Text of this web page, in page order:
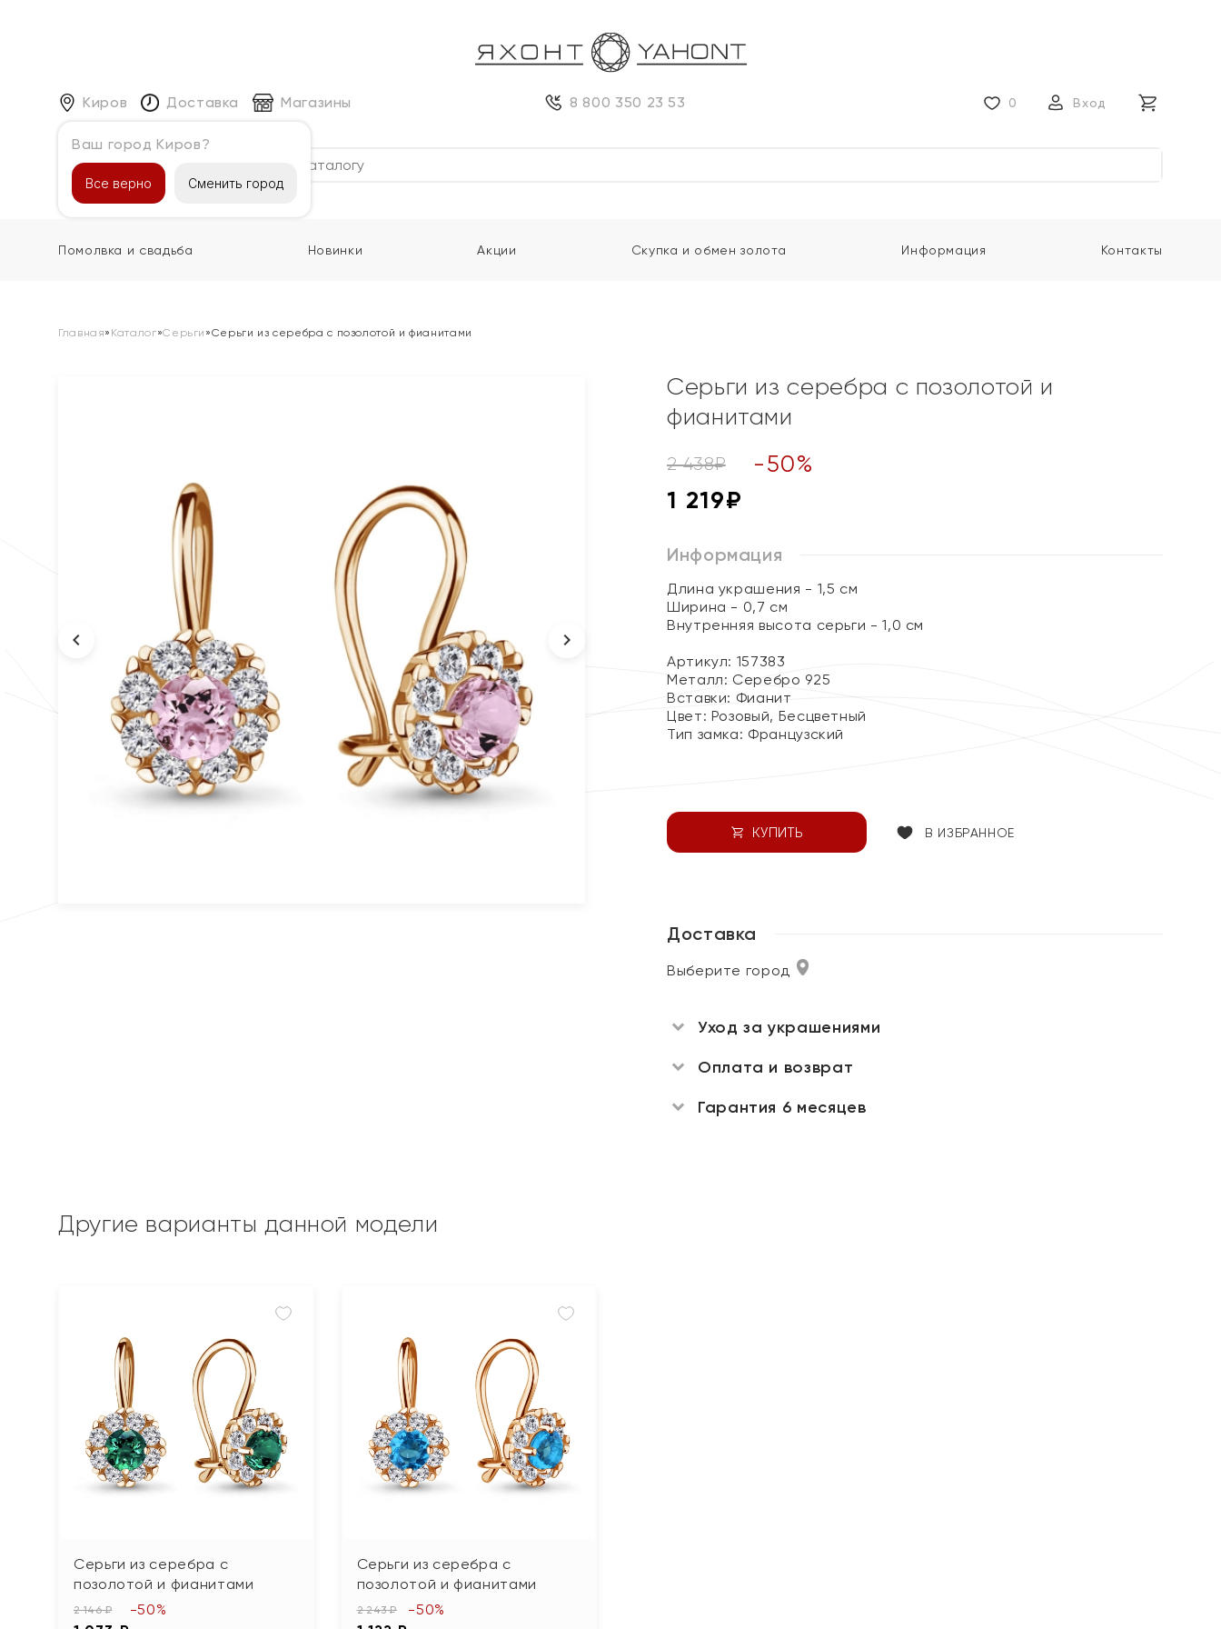
Киров
Ваш город Киров?
Все верно Сменить город
Доставка Магазины 8 800 350 23 53 0 Вход
Каталог
Помолвка и свадьба Новинки Акции Скупка и обмен золота Информация Контакты
Главная» Каталог»Серьги »Серьги из серебра с позолотой и фианитами
Серьги из серебра с позолотой и
фианитами
2 438₽ -50%
1 219₽
Информация
Длина украшения - 1,5 см
Ширина - 0,7 см
Внутренняя высота серьги - 1,0 см
Артикул: 157383
Металл: Серебро 925
Вставки: Фианит
Цвет: Розовый, Бесцветный
Тип замка: Французский
КУПИТЬ В ИЗБРАННОЕ
Доставка
Выберите город
Уход за украшениями
Оплата и возврат
Гарантия 6 месяцев
Другие варианты данной модели
Серьги из серебра с
позолотой и фианитами
2 146 ₽ -50%
Серьги из серебра с
позолотой и фианитами
2 243 ₽ -50%